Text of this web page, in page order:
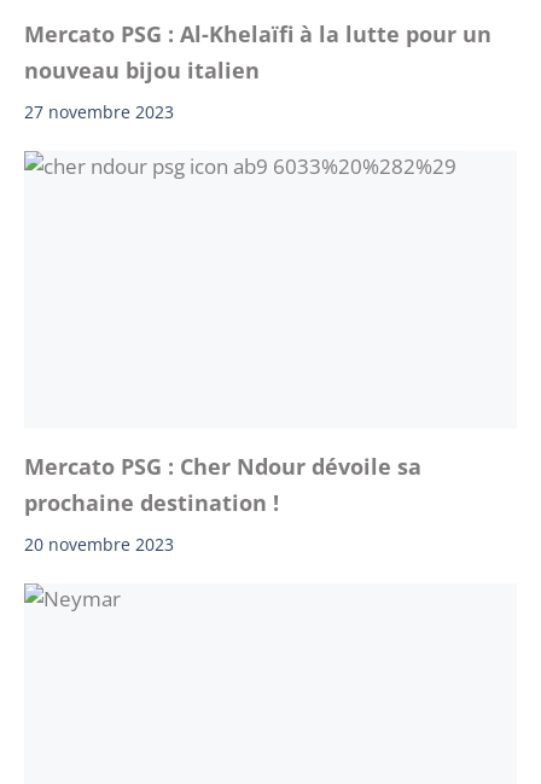
Mercato PSG : Al-Khelaïfi à la lutte pour un
nouveau bijou italien
27 novembre 2023
Mercato PSG : Cher Ndour dévoile sa
prochaine destination !
20 novembre 2023